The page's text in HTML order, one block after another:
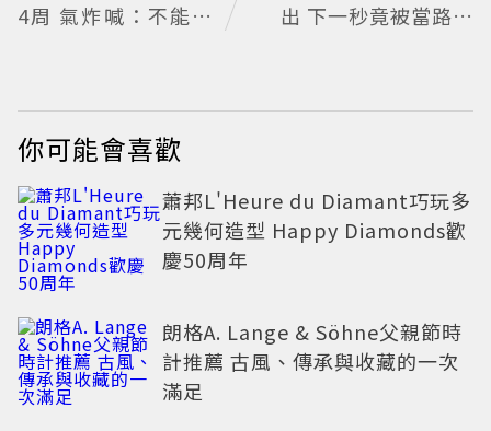
4周 氣炸喊：不能相
出 下一秒竟被當路人
你可能會喜歡
蕭邦L'Heure du Diamant巧玩多
元幾何造型 Happy Diamonds歡
慶50周年
朗格A. Lange & Söhne父親節時
計推薦 古風、傳承與收藏的一次
滿足